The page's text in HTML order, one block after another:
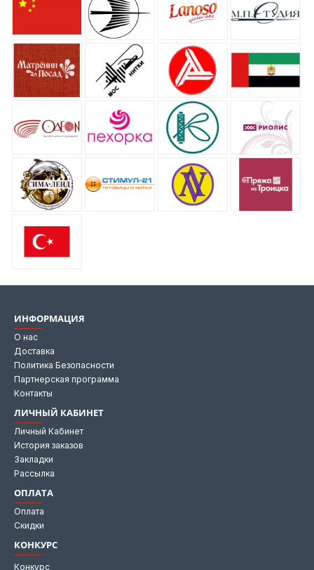
ИНФОРМАЦИЯ
О нас
Доставка
Политика Безопасности
Партнерская программа
Контакты
ЛИЧНЫЙ КАБИНЕТ
Личный Кабинет
История заказов
Закладки
Рассылка
ОПЛАТА
Оплата
Скидки
КОНКУРС
Конкурс